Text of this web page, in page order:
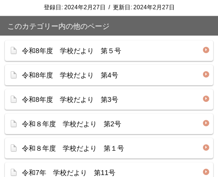
登録日: 2024年2月27日 / 更新日: 2024年2月27日
このカテゴリー内の他のページ
令和8年度 学校だより 第５号
令和8年度 学校だより 第4号
令和8年度 学校だより 第3号
令和８年度 学校だより 第2号
令和８年度 学校だより 第１号
令和7年 学校だより 第11号